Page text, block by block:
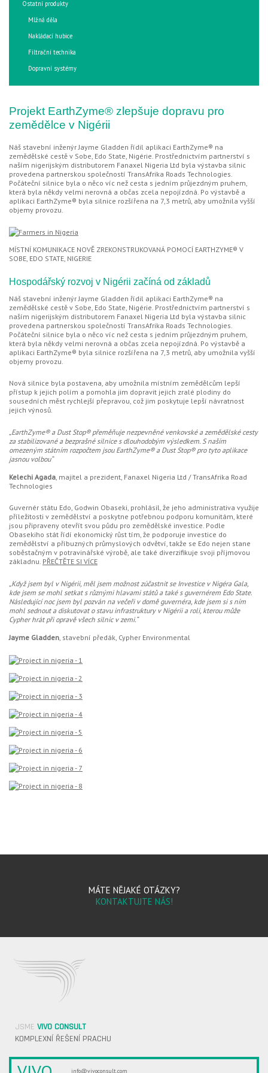
Ostatní produkty
Mlžná děla
Nakládací hubice
Filtrační technika
Dopravní systémy
Projekt EarthZyme® zlepšuje dopravu pro
zemědělce v Nigérii
Náš stavební inženýr Jayme Gladden řídil aplikaci EarthZyme® na
zemědělské cestě v Sobe, Edo State, Nigérie. Prostřednictvím partnerství s
naším nigerijským distributorem Fanaxel Nigeria Ltd byla výstavba silnic
provedena partnerskou společností TransAfrika Roads Technologies.
Počáteční silnice byla o něco víc než cesta s jedním průjezdným pruhem,
která byla někdy velmi nerovná a občas zcela nepojízdná. Po výstavbě a
aplikaci EarthZyme® byla silnice rozšířena na 7,3 metrů, aby umožnila vyšší
objemy provozu.
MÍSTNÍ KOMUNIKACE NOVĚ ZREKONSTRUKOVANÁ POMOCÍ EARTHZYME® V
SOBE, EDO STATE, NIGERIE
Hospodářský rozvoj v Nigérii začíná od základů
Náš stavební inženýr Jayme Gladden řídil aplikaci EarthZyme® na
zemědělské cestě v Sobe, Edo State, Nigérie. Prostřednictvím partnerství s
naším nigerijským distributorem Fanaxel Nigeria Ltd byla výstavba silnic
provedena partnerskou společností TransAfrika Roads Technologies.
Počáteční silnice byla o něco víc než cesta s jedním průjezdným pruhem,
která byla někdy velmi nerovná a občas zcela nepojízdná. Po výstavbě a
aplikaci EarthZyme® byla silnice rozšířena na 7,3 metrů, aby umožnila vyšší
objemy provozu.
Nová silnice byla postavena, aby umožnila místním zemědělcům lepší
přístup k jejich polím a pomohla jim dopravit jejich zralé plodiny do
sousedních měst rychlejší přepravou, což jim poskytuje lepší návratnost
jejich výnosů.
„EarthZyme® a Dust Stop® přeměňuje nezpevněné venkovské a zemědělské cesty
za stabilizované a bezprašné silnice s dlouhodobým výsledkem. S naším
omezeným státním rozpočtem jsou EarthZyme® a Dust Stop® pro tyto aplikace
jasnou volbou“
Kelechi Agada , majitel a prezident, Fanaxel Nigeria Ltd / TransAfrika Road
Technologies
Guvernér státu Edo, Godwin Obaseki, prohlásil, že jeho administrativa využije
příležitosti v zemědělství a poskytne potřebnou podporu komunitám, které
jsou připraveny otevřít svou půdu pro zemědělské investice. Podle
Obasekiho stát řídí ekonomický růst tím, že podporuje investice do
zemědělství a příbuzných průmyslových odvětví, takže se Edo nejen stane
soběstačným v potravinářské výrobě, ale také diverzifikuje svoji příjmovou
základnu. PŘEČTĚTE SI VÍCE
„Když jsem byl v Nigérii, měl jsem možnost zúčastnit se Investice v Nigéra Gala,
kde jsem se mohl setkat s různými hlavami států a také s guvernérem Edo State.
Následující noc jsem byl pozván na večeři v domě guvernéra, kde jsem si s ním
mohl sednout a diskutovat o stavu infrastruktury v Nigérii a roli, kterou může
Cypher hrát při opravě všech silnic v zemi.“
Jayme Gladden , stavební předák, Cypher Environmental
MÁTE NĚJAKÉ OTÁZKY?
KONTAKTUJTE NÁS!
JSME VIVO CONSULT
KOMPLEXNÍ ŘEŠENÍ PRACHU
info@vivoconsult.com